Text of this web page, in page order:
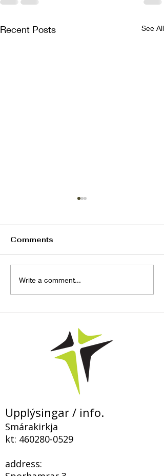
Recent Posts See All
„Þegar hið falda
kemur í ljós og
Kristi“
Comments
Write a comment...
Upplýsingar / info.
Smárakirkja
kt: 460280-0529
address: